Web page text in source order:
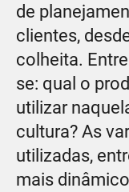
de
clientes,
colheita.
se: qual o
utilizar
cultura? As
utilizadas,
mais